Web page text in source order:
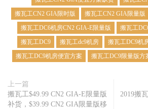
搬瓦工CN2 GIA限时版
搬瓦工CN2 GIA限量版
搬瓦工DC6机房CN2 GIA-E限量版
搬瓦工
搬瓦工DC9
搬瓦工dc9机房
搬瓦工DC9机
搬瓦工DC9机房便宜方案
搬瓦工DC9限量版方
上一篇
搬瓦工$49.99 CN2 GIA-E限量版
补货，$39.99 CN2 GIA限量版移
2019搬